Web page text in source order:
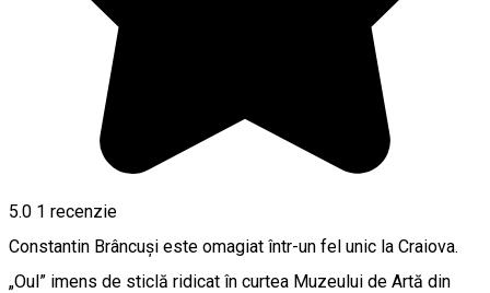
5.0 1 recenzie
Constantin Brâncuși este omagiat într-un fel unic la Craiova.
„Oul” imens de sticlă ridicat în curtea Muzeului de Artă din